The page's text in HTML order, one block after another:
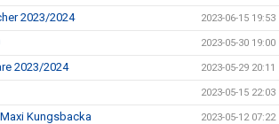
2023/2024 2023-06-15 19:53
2023-05-30 19:00
2023/2024 2023-05-29 20:11
2023-05-15 22:03
Kungsbacka 2023-05-12 07:22